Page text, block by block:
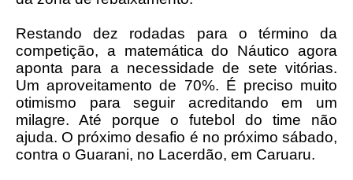
Restando dez rodadas para o término da
competição, a matemática do Náutico agora
aponta para a necessidade de sete vitórias.
Um aproveitamento de 70%. É preciso muito
otimismo para seguir acreditando em um
milagre. Até porque o futebol do time não
ajuda. O próximo desafio é no próximo sábado,
contra o Guarani, no Lacerdão, em Caruaru.